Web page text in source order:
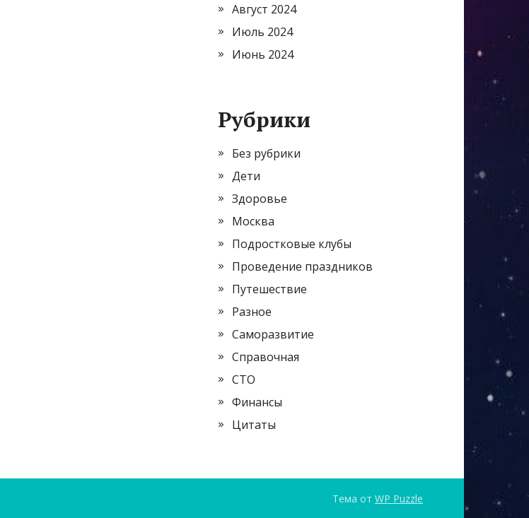
Август 2024
Июль 2024
Июнь 2024
Рубрики
Без рубрики
Дети
Здоровье
Москва
Подростковые клубы
Проведение праздников
Путешествие
Разное
Саморазвитие
Справочная
СТО
Финансы
Цитаты
Тема от WP Puzzle